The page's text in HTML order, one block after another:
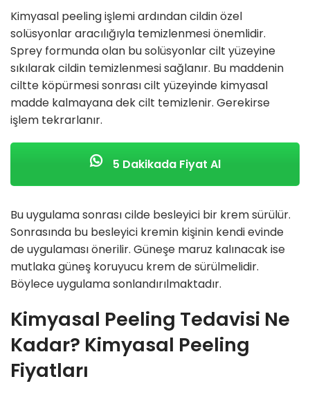
Kimyasal peeling işlemi ardından cildin özel
solüsyonlar aracılığıyla temizlenmesi önemlidir.
Sprey formunda olan bu solüsyonlar cilt yüzeyine
sıkılarak cildin temizlenmesi sağlanır. Bu maddenin
ciltte köpürmesi sonrası cilt yüzeyinde kimyasal
madde kalmayana dek cilt temizlenir. Gerekirse
işlem tekrarlanır.
5 Dakikada Fiyat Al
Bu uygulama sonrası cilde besleyici bir krem sürülür.
Sonrasında bu besleyici kremin kişinin kendi evinde
de uygulaması önerilir. Güneşe maruz kalınacak ise
mutlaka güneş koruyucu krem de sürülmelidir.
Böylece uygulama sonlandırılmaktadır.
Kimyasal Peeling Tedavisi Ne
Kadar? Kimyasal Peeling
Fiyatları